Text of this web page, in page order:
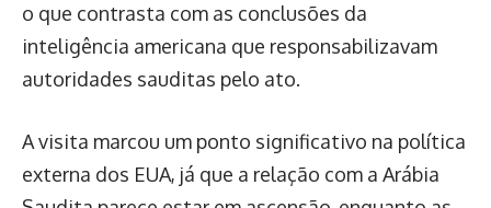
o que contrasta com as conclusões da
inteligência americana que responsabilizavam
autoridades sauditas pelo ato.
A visita marcou um ponto significativo na política
externa dos EUA, já que a relação com a Arábia